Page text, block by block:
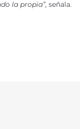
la propia”, señala.